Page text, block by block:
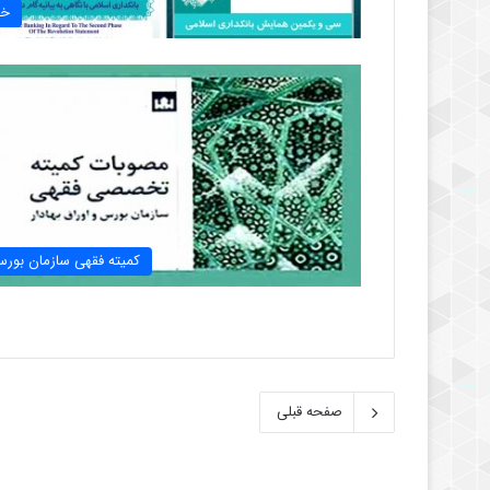
کمیته فقهی سازمان
صفحه قبلی